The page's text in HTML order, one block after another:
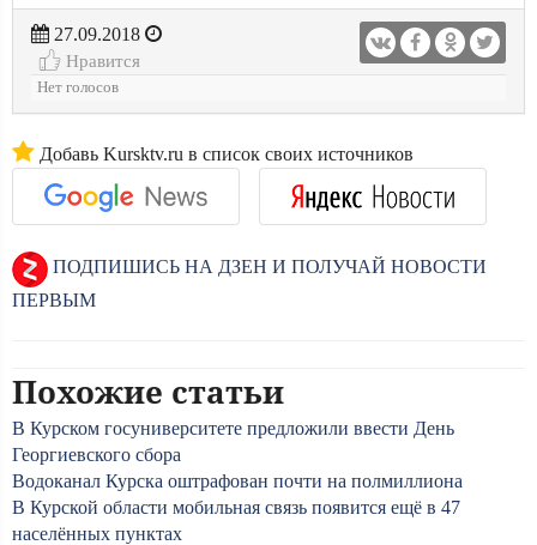
27.09.2018
Нравится
Нет голосов
Добавь Kursktv.ru в список своих источников
ПОДПИШИСЬ НА ДЗЕН И ПОЛУЧАЙ НОВОСТИ
ПЕРВЫМ
Похожие статьи
В Курском госуниверситете предложили ввести День
Георгиевского сбора
Водоканал Курска оштрафован почти на полмиллиона
В Курской области мобильная связь появится ещё в 47
населённых пунктах